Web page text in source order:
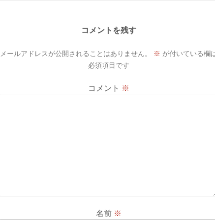
ョ
コメントを残す
メールアドレスが公開されることはありません。 ※ が付いている欄
必須項目です
コメント ※
名前 ※